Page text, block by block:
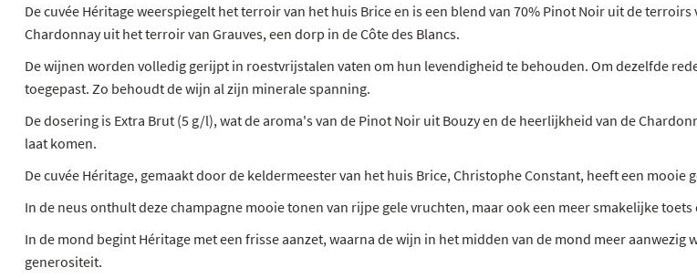
De cuvée Héritage weerspiegelt het terroir van het huis Brice en is een blend van 70% Pinot Noir uit de terroirs
Chardonnay uit het terroir van Grauves, een dorp in de Côte des Blancs.
De wijnen worden volledig gerijpt in roestvrijstalen vaten om hun levendigheid te behouden. Om dezelfde
toegepast. Zo behoudt de wijn al zijn minerale spanning.
De dosering is Extra Brut (5 g/l), wat de aroma's van de Pinot Noir uit Bouzy en de heerlijkheid van de
laat komen.
De cuvée Héritage, gemaakt door de keldermeester van het huis Brice, Christophe Constant, heeft een mooie
In de neus onthult deze champagne mooie tonen van rijpe gele vruchten, maar ook een meer smakelijke
In de mond begint Héritage met een frisse aanzet, waarna de wijn in het midden van de mond meer
generositeit.